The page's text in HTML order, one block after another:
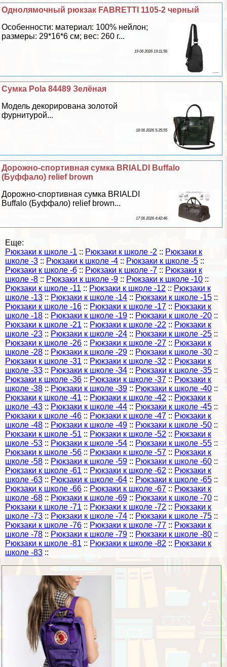
Однолямочный рюкзак FABRETTI 1105-2 черный
Особенности: материал: 100% нейлон;
размеры: 29*16*6 см; вес: 260 г...
19 06 2026 19:11:56
Сумка Pola 84489 Зелёная
Модель декорирована золотой
фурнитурой...
18 06 2026 5:35:55
Дорожно-спортивная сумка BRIALDI Buffalo
(Буффало) relief brown
Дорожно-спортивная сумка BRIALDI
Buffalo (Буффало) relief brown...
17 06 2026 4:42:46
Еще:
Рюкзаки к школе -1 :: Рюкзаки к школе -2 :: Рюкзаки к
школе -3 :: Рюкзаки к школе -4 :: Рюкзаки к школе -5 ::
Рюкзаки к школе -6 :: Рюкзаки к школе -7 :: Рюкзаки к
школе -8 :: Рюкзаки к школе -9 :: Рюкзаки к школе -10 ::
Рюкзаки к школе -11 :: Рюкзаки к школе -12 :: Рюкзаки к
школе -13 :: Рюкзаки к школе -14 :: Рюкзаки к школе -15 ::
Рюкзаки к школе -16 :: Рюкзаки к школе -17 :: Рюкзаки к
школе -18 :: Рюкзаки к школе -19 :: Рюкзаки к школе -20 ::
Рюкзаки к школе -21 :: Рюкзаки к школе -22 :: Рюкзаки к
школе -23 :: Рюкзаки к школе -24 :: Рюкзаки к школе -25 ::
Рюкзаки к школе -26 :: Рюкзаки к школе -27 :: Рюкзаки к
школе -28 :: Рюкзаки к школе -29 :: Рюкзаки к школе -30 ::
Рюкзаки к школе -31 :: Рюкзаки к школе -32 :: Рюкзаки к
школе -33 :: Рюкзаки к школе -34 :: Рюкзаки к школе -35 ::
Рюкзаки к школе -36 :: Рюкзаки к школе -37 :: Рюкзаки к
школе -38 :: Рюкзаки к школе -39 :: Рюкзаки к школе -40 ::
Рюкзаки к школе -41 :: Рюкзаки к школе -42 :: Рюкзаки к
школе -43 :: Рюкзаки к школе -44 :: Рюкзаки к школе -45 ::
Рюкзаки к школе -46 :: Рюкзаки к школе -47 :: Рюкзаки к
школе -48 :: Рюкзаки к школе -49 :: Рюкзаки к школе -50 ::
Рюкзаки к школе -51 :: Рюкзаки к школе -52 :: Рюкзаки к
школе -53 :: Рюкзаки к школе -54 :: Рюкзаки к школе -55 ::
Рюкзаки к школе -56 :: Рюкзаки к школе -57 :: Рюкзаки к
школе -58 :: Рюкзаки к школе -59 :: Рюкзаки к школе -60 ::
Рюкзаки к школе -61 :: Рюкзаки к школе -62 :: Рюкзаки к
школе -63 :: Рюкзаки к школе -64 :: Рюкзаки к школе -65 ::
Рюкзаки к школе -66 :: Рюкзаки к школе -67 :: Рюкзаки к
школе -68 :: Рюкзаки к школе -69 :: Рюкзаки к школе -70 ::
Рюкзаки к школе -71 :: Рюкзаки к школе -72 :: Рюкзаки к
школе -73 :: Рюкзаки к школе -74 :: Рюкзаки к школе -75 ::
Рюкзаки к школе -76 :: Рюкзаки к школе -77 :: Рюкзаки к
школе -78 :: Рюкзаки к школе -79 :: Рюкзаки к школе -80 ::
Рюкзаки к школе -81 :: Рюкзаки к школе -82 :: Рюкзаки к
школе -83 ::